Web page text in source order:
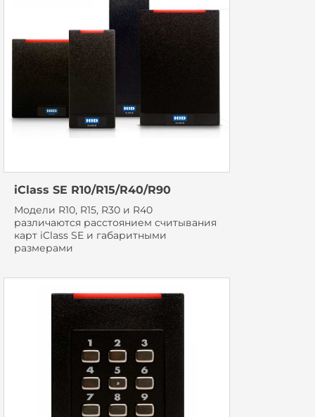
iClass SE R10/R15/R40/R90
Модели R10, R15, R30 и R40
различаются расстоянием считывания
карт iClass SE и габаритными
размерами